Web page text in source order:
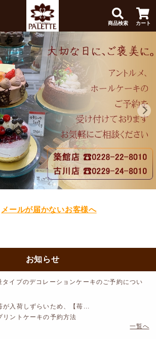
商品検索 カート
メールが届かないお客様へ
お知らせ
タイプのデコレーションケーキのご予約につい
が入荷しずらいため、【苺...
リントケーキの予約方法
一覧へ